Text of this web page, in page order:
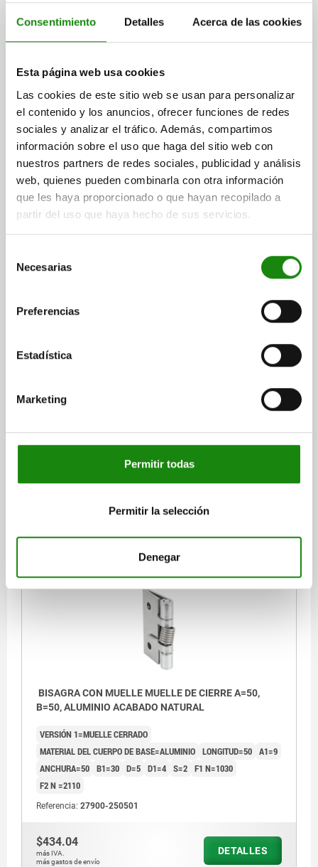
Consentimiento Detalles Acerca de las cookies
Esta página web usa cookies
Las cookies de este sitio web se usan para personalizar
el contenido y los anuncios, ofrecer funciones de redes
sociales y analizar el tráfico. Además, compartimos
información sobre el uso que haga del sitio web con
nuestros partners de redes sociales, publicidad y análisis
web, quienes pueden combinarla con otra información
que les haya proporcionado o que hayan recopilado a
partir del uso que haya hecho de sus servicios.
Necesarias
Preferencias
Estadística
Marketing
Permitir todas
Permitir la selección
Denegar
B=50, ACERO CINCADO
VERSIÓN 1=MUELLE CERRADO
MATERIAL DEL CUERPO DE BASE=ACERO LONGITUD=50
A1=9
ANCHURA=50
B1=30 D=5 D1=4 S=2
F1 N=1200
F2 N =1200
Referencia:27900-50501
$290.47
más IVA.
más gastos de envío
BISAGRA CON MUELLE MUELLE DE CIERRE A=50,
VERSIÓN 1=MUELLE CERRADO
27900
BISAGRA CON MUELLE MUELLE DE CIERRE A=50,
B=50, ALUMINIO ACABADO NATURAL
VERSIÓN 1=MUELLE CERRADO
MATERIAL DEL CUERPO DE BASE=ALUMINIO LONGITUD=50 A1=9
ANCHURA=50 B1=30 D=5 D1=4 S=2 F1 N=1030
F2 N =2110
Referencia: 27900-250501
$434.04
más IVA.
más gastos de envío
DETALLES